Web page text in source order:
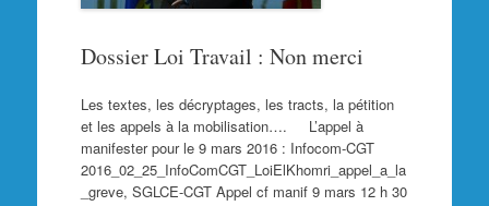
Dossier Loi Travail : Non merci
Les textes, les décryptages, les tracts, la pétition
et les appels à la mobilisation…. L’appel à
manifester pour le 9 mars 2016 : Infocom-CGT
2016_02_25_InfoComCGT_LoiElKhomri_appel_a_la
_greve, SGLCE-CGT Appel cf manif 9 mars 12 h 30